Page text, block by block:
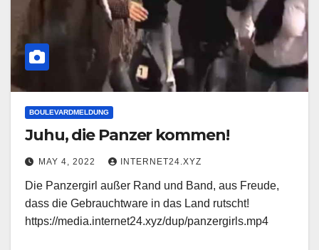
BOULEVARDMELDUNG
Juhu, die Panzer kommen!
MAY 4, 2022 INTERNET24.XYZ
Die Panzergirl außer Rand und Band, aus Freude,
dass die Gebrauchtware in das Land rutscht!
https://media.internet24.xyz/dup/panzergirls.mp4